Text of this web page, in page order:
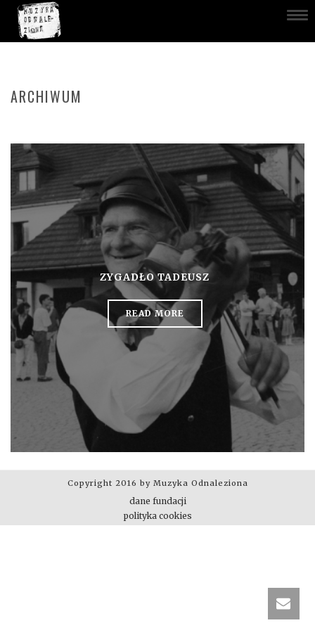
ARCHIWUM
ZYGADŁO TADEUSZ
READ MORE
Copyright 2016 by Muzyka Odnaleziona
dane fundacji
polityka cookies